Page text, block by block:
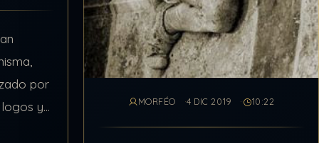
por
y
MORFÉO 4 DIC 2019 10:22